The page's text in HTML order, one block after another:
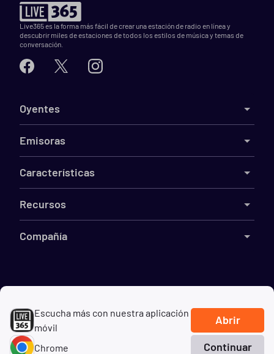
Escucha más con nuestra aplicación
móvil
Abrir
Chrome Continuar
Live365 es la forma más fácil de crear una estación de radio en línea y
descubrir miles de estaciones de todos los estilos de música y temas de
conversación.
Oyentes
Emisoras
Características
Recursos
Compañía
TérminosDMCAPrivacidad CookiesNo vender mi información